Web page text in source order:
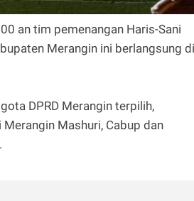
an tim pemenangan Haris-Sani
Merangin ini berlangsung di
DPRD Merangin terpilih,
Mashuri, Cabup dan